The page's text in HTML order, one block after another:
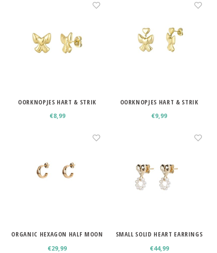
OORKNOPJES HART & STRIK
€8,99
OORKNOPJES HART & STRIK
€9,99
ORGANIC HEXAGON HALF MOON
€29,99
SMALL SOLID HEART EARRINGS
€44,99